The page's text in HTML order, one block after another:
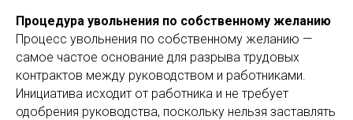
Процедура увольнения по собственному желанию
Процесс увольнения по собственному желанию —
самое частое основание для разрыва трудовых
контрактов между руководством и работниками.
Инициатива исходит от работника и не требует
одобрения руководства, поскольку нельзя заставлять